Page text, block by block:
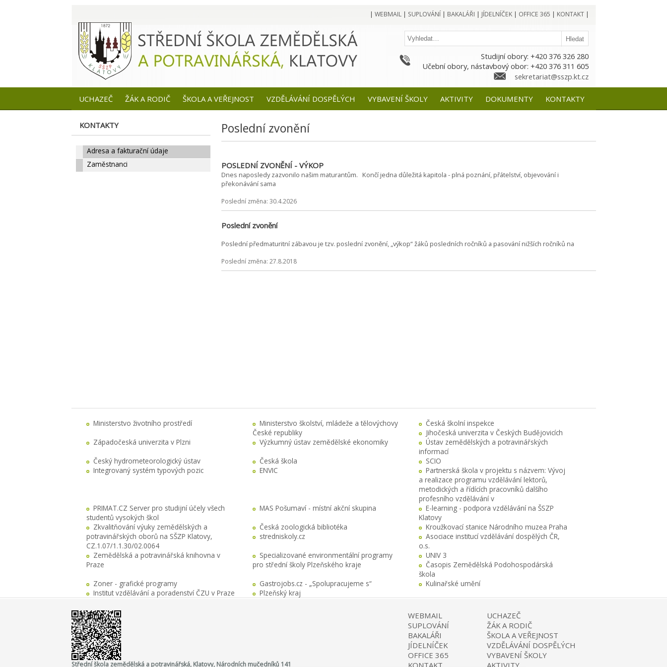
| WEBMAIL| SUPLOVÁNÍ | BAKALÁŘI | JÍDELNÍČEK| OFFICE 365 | KONTAKT|
Studijní obory: +420 376 326 280
Učební obory, nástavbový obor: +420 376 311 605
sekretariat@sszp.kt.cz
UCHAZEČ ŽÁK A RODIČ ŠKOLA A VEŘEJNOST VZDĚLÁVÁNÍ DOSPĚLÝCH VYBAVENÍ ŠKOLY AKTIVITY DOKUMENTY KONTAKTY
KONTAKTY
Adresa a fakturační údaje
Zaměstnanci
Poslední zvonění
POSLEDNÍ ZVONĚNÍ - VÝKOP
Dnes naposledy zazvonilo našim maturantům. Končí jedna důležitá kapitola - plná poznání, přátelství, objevování i
překonávání sama
Poslední změna: 30.4.2026
Poslední zvonění
Poslední předmaturitní zábavou je tzv. poslední zvonění, „výkop“ žáků posledních ročníků a pasování nižších ročníků na
Poslední změna: 27.8.2018
Ministerstvo životního prostředí
Ministerstvo školství, mládeže a tělovýchovy
České republiky
Česká školní inspekce
Jihočeská univerzita v Českých Budějovicích
Západočeská univerzita v Plzni
Výzkumný ústav zemědělské ekonomiky
Ústav zemědělských a potravinářských
informací
Český hydrometeorologický ústav
Česká škola
SCIO
Integrovaný systém typových pozic
ENVIC
Partnerská škola v projektu s názvem: Vývoj
a realizace programu vzdělávání lektorů,
metodických a řídících pracovníků dalšího
profesního vzdělávání v
PRIMAT.CZ Server pro studijní účely všech
studentů vysokých škol
MAS Pošumaví - místní akční skupina
E-learning - podpora vzdělávání na ŠSZP
Klatovy
Zkvalitňování výuky zemědělských a
potravinářských oborů na SŠZP Klatovy,
CZ.1.07/1.1.30/02.0064
Česká zoologická bibliotéka
Kroužkovací stanice Národního muzea Praha
stredniskoly.cz
Asociace institucí vzdělávání dospělých ČR,
o.s.
Zemědělská a potravinářská knihovna v
Praze
Specializované environmentální programy
pro střední školy Plzeňského kraje
UNIV 3
Časopis Zemědělská Podohospodárská
škola
Zoner - grafické programy
Gastrojobs.cz - „Spolupracujeme s“
Kulinařské umění
Institut vzdělávání a poradenství ČZU v Praze
Plzeňský kraj
Střední škola zemědělská a potravinářská, Klatovy, Národních mučedníků 141
WEBMAIL
SUPLOVÁNÍ
BAKALÁŘI
JÍDELNÍČEK
OFFICE 365
KONTAKT
UCHAZEČ
ŽÁK A RODIČ
ŠKOLA A VEŘEJNOST
VZDĚLÁVÁNÍ DOSPĚLÝCH
VYBAVENÍ ŠKOLY
AKTIVITY